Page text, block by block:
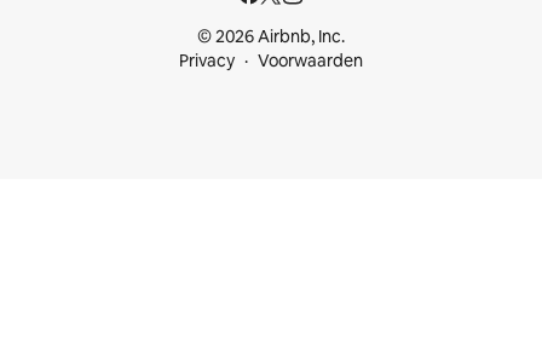
© 2026 Airbnb, Inc.
Privacy
Voorwaarden